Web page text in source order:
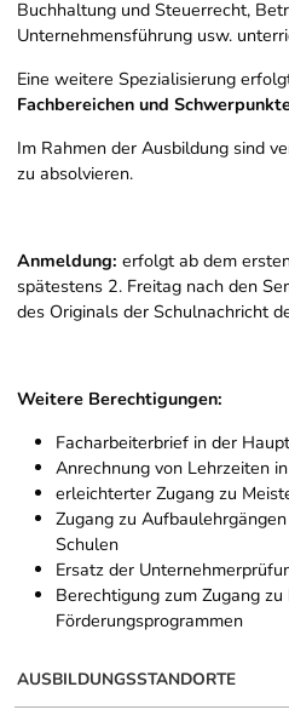
Buchhaltung und Steuerrecht,
Unternehmensführung usw.
Eine weitere Spezialisierung
Fachbereichen und
Im Rahmen der Ausbildung sind
zu absolvieren.
Anmeldung: erfolgt ab dem
spätestens 2. Freitag nach den
des Originals der Schulnachricht
Weitere Berechtigungen:
Facharbeiterbrief in der
Anrechnung von Lehrzeiten
erleichterter Zugang zu
Zugang zu
Schulen
Ersatz der
Berechtigung zum Zugang
Förderungsprogrammen
AUSBILDUNGSSTANDORTE